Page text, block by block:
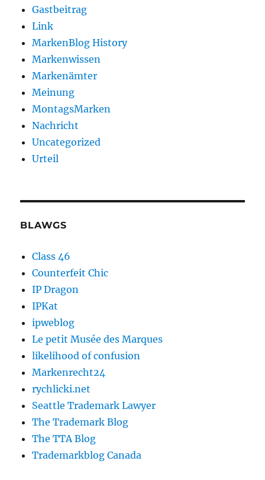
Gastbeitrag
Link
MarkenBlog History
Markenwissen
Markenämter
Meinung
MontagsMarken
Nachricht
Uncategorized
Urteil
BLAWGS
Class 46
Counterfeit Chic
IP Dragon
IPKat
ipweblog
Le petit Musée des Marques
likelihood of confusion
Markenrecht24
rychlicki.net
Seattle Trademark Lawyer
The Trademark Blog
The TTA Blog
Trademarkblog Canada